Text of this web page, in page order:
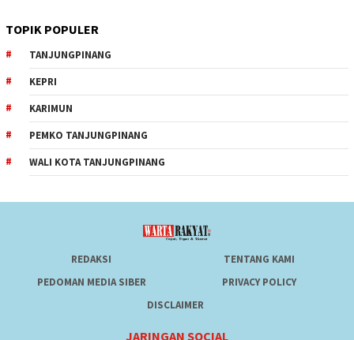
TOPIK POPULER
TANJUNGPINANG
KEPRI
KARIMUN
PEMKO TANJUNGPINANG
WALI KOTA TANJUNGPINANG
REDAKSI
TENTANG KAMI
PEDOMAN MEDIA SIBER
PRIVACY POLICY
DISCLAIMER
JARINGAN SOCIAL